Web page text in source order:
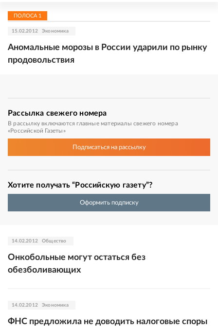
ПОЛОСА 1
15.02.2012 Экономика
Аномальные морозы в России ударили по рынку
продовольствия
Рассылка свежего номера
В рассылку включаются главные материалы свежего номера
«Российской Газеты»
Подписатьсяна рассылку
Хотите получать “Российскую газету”?
Оформить подписку
14.02.2012 Общество
Онкобольные могут остаться без
обезболивающих
14.02.2012 Экономика
ФНС предложила не доводить налоговые споры